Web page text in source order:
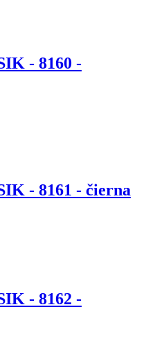
- 8160 -
- 8161 - čierna
- 8162 -